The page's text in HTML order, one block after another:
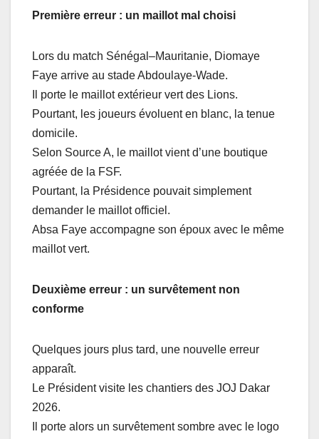
Première erreur : un maillot mal choisi
Lors du match Sénégal–Mauritanie, Diomaye
Faye arrive au stade Abdoulaye-Wade.
Il porte le maillot extérieur vert des Lions.
Pourtant, les joueurs évoluent en blanc, la tenue
domicile.
Selon Source A, le maillot vient d’une boutique
agréée de la FSF.
Pourtant, la Présidence pouvait simplement
demander le maillot officiel.
Absa Faye accompagne son époux avec le même
maillot vert.
Deuxième erreur : un survêtement non
conforme
Quelques jours plus tard, une nouvelle erreur
apparaît.
Le Président visite les chantiers des JOJ Dakar
2026.
Il porte alors un survêtement sombre avec le logo